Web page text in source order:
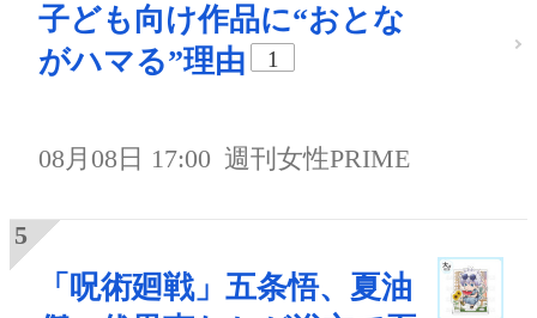
子ども向け作品に“おとな
がハマる”理由
1
08月08日 17:00 週刊女性PRIME
「呪術廻戦」五条悟、夏油